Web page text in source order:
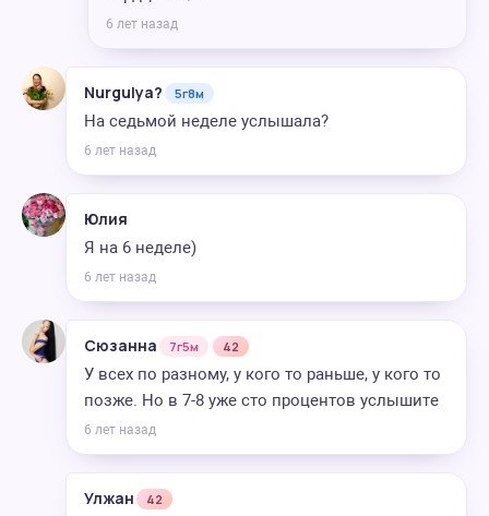
6 лет назад
Nurgulya? 5г8м
На седьмой неделе услышала?
6 лет назад
Юлия
Я на 6 неделе)
6 лет назад
Сюзанна 7г5м 42
У всех по разному, у кого то раньше, у кого то
позже. Но в 7-8 уже сто процентов услышите
6 лет назад
Улжан 42